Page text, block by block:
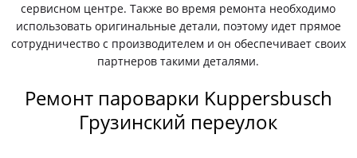
сервисном центре. Также во время ремонта необходимо
использовать оригинальные детали, поэтому идет прямое
сотрудничество с производителем и он обеспечивает своих
партнеров такими деталями.
Ремонт пароварки Kuppersbusch
Грузинский переулок